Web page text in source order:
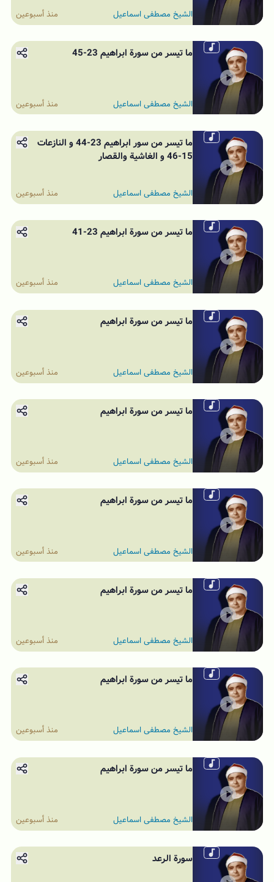
الشيخ مصطفى اسماعيل منذ أسبوعين
ما تيسر من سورة ابراهيم 23-45
الشيخ مصطفى اسماعيل منذ أسبوعين
ما تيسر من سور ابراهيم 23-44 و النازعات
15-46 و الغاشية والقصار
الشيخ مصطفى اسماعيل منذ أسبوعين
ما تيسر من سورة ابراهيم 23-41
الشيخ مصطفى اسماعيل منذ أسبوعين
ما تيسر من سورة ابراهيم
الشيخ مصطفى اسماعيل منذ أسبوعين
ما تيسر من سورة ابراهيم
الشيخ مصطفى اسماعيل منذ أسبوعين
ما تيسر من سورة ابراهيم
الشيخ مصطفى اسماعيل منذ أسبوعين
ما تيسر من سورة ابراهيم
الشيخ مصطفى اسماعيل منذ أسبوعين
ما تيسر من سورة ابراهيم
الشيخ مصطفى اسماعيل منذ أسبوعين
ما تيسر من سورة ابراهيم
الشيخ مصطفى اسماعيل منذ أسبوعين
سورة الرعد